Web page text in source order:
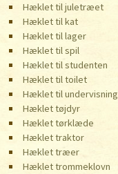
Hæklet til juletræet
Hæklet til kat
Hæklet til lager
Hæklet til spil
Hæklet til studenten
Hæklet til toilet
Hæklet til undervisning
Hæklet tøjdyr
Hæklet tørklæde
Hæklet traktor
Hæklet træer
Hæklet trommeklovn